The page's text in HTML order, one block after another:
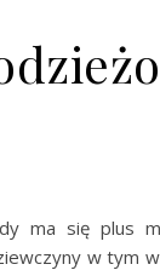
ma się plus
w tym